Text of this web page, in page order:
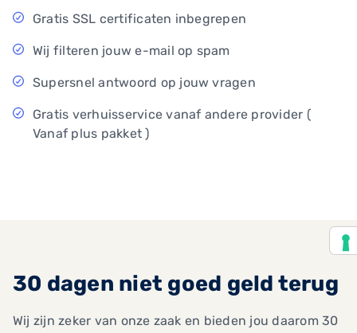
Gratis SSL certificaten inbegrepen
Wij filteren jouw e-mail op spam
Supersnel antwoord op jouw vragen
Gratis verhuisservice vanaf andere provider (
Vanaf plus pakket )
30 dagen niet goed geld terug
Wij zijn zeker van onze zaak en bieden jou daarom 30